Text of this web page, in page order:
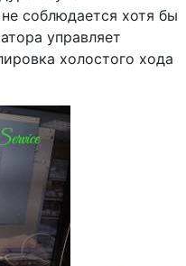
соблюдается хотя бы
управляет
холостого хода